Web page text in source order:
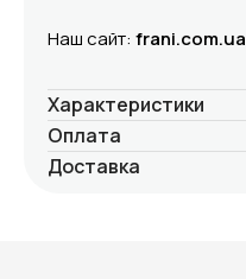
Наш сайт: frani.com.ua
Характеристики
Оплата
Доставка